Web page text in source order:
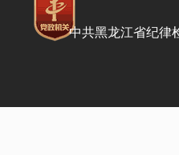
中共黑龙江省纪律